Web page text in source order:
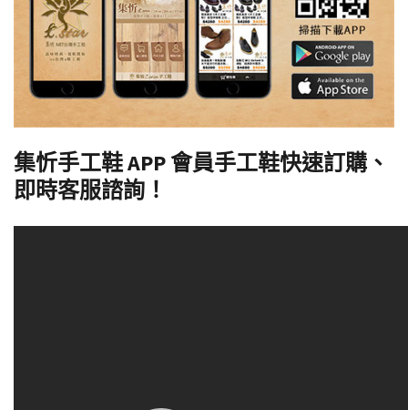
集忻手工鞋 APP 會員手工鞋快速訂購、
即時客服諮詢！